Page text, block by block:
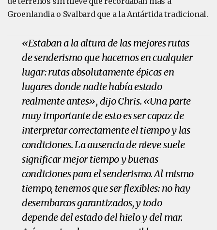
Groenlandia o Svalbard que a la Antártida tradicional.
«Estaban a la altura de las mejores rutas
de senderismo que hacemos en cualquier
lugar: rutas absolutamente épicas en
lugares donde nadie había estado
realmente antes», dijo Chris. «Una parte
muy importante de esto es ser capaz de
interpretar correctamente el tiempo y las
condiciones. La ausencia de nieve suele
significar mejor tiempo y buenas
condiciones para el senderismo. Al mismo
tiempo, tenemos que ser flexibles: no hay
desembarcos garantizados, y todo
depende del estado del hielo y del mar.